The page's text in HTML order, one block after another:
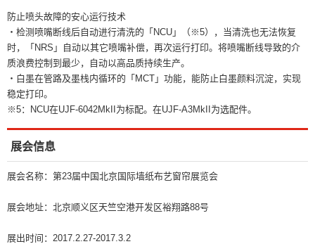
防止喷头故障的安心运行技术
・检测喷嘴断线后自动进行清洗的「NCU」（※5），当清洗也无法恢复
时，「NRS」自动以其它喷嘴补偿，再次运行打印。将喷嘴断线导致的介
质浪费控制到最少，自动以高品质持续生产。
・白墨在管路及墨栈内循环的「MCT」功能，能防止白墨颜料沉淀，实现
稳定打印。
※5：NCU在UJF-6042MkII为标配。在UJF-A3MkII为选配件。
展会信息
展会名称：第23届中国北京国际墙纸布艺窗帘展览会
展会地址：北京顺义区天竺空港开发区裕翔路88号
展出时间：2017.2.27-2017.3.2